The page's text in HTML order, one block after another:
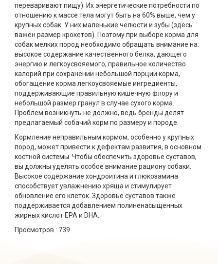
переваривают пищу). Их энергетические потребности по
отношению к массе тела могут быть на 60% выше, чем у
крупных собак. У них маленькие челюсти и зубы (здесь
важен размер крокетов). Поэтому при выборе корма для
собак мелких пород необходимо обращать внимание на:
высокое содержание качественного белка, дающего
энергию и легкоусвояемого, правильное количество
калорий при сохранении небольшой порции корма,
обогащение корма легкоусвояемые ингредиенты,
поддерживающие правильную кишечную флору и
небольшой размер гранул в случае сухого корма.
Проблем возникнуть не должно, ведь бренды делят
предлагаемый собачий корм по размеру и породе.
Кормление неправильным кормом, особенно у крупных
пород, может привести к дефектам развития, в основном
костной системы. Чтобы обеспечить здоровье суставов,
вы должны уделять особое внимание рациону собаки.
Высокое содержание хондроитина и глюкозамина
способствует увлажнению хряща и стимулирует
обновление его клеток. Здоровье суставов также
поддерживается добавлением полиненасыщенных
жирных кислот EPA и DHA.
Просмотров : 739